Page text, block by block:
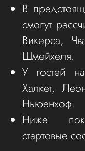
В
смогут
Викерса,
Шмейхеля.
У гостей
Халкет,
Ньюенхоф.
Ниже
стартовые